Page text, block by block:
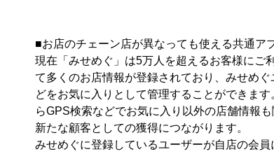
■お店のチェーン店が異なっても使える共通ア
現在「みせめぐ」は5万人を超えるお客様にご
て多くのお店情報が登録されており、みせめ
どをお気に入りとして管理することができま
らGPS検索などでお気に入り以外の店舗情報
新たな顧客としての獲得につながります。
みせめぐに登録しているユーザーが自店の会